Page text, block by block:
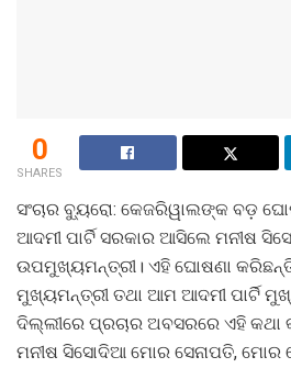
0
SHARES
ସଂଚାର ବ୍ୟୁରୋ: କେଜରିୱାଲଙ୍କ ବଡ଼
ଆଦମୀ ପାର୍ଟି ସରକାର ଆସିଲେ ମନୀଷ
ଉପମୁଖ୍ୟମନ୍ତ୍ରୀ। ଏହି ଘୋଷଣା
ମୁଖ୍ୟମନ୍ତ୍ରୀ ତଥା ଆମ ଆଦମୀ ପାର୍ଟି
ଦିଲ୍ଲୀରେ ପ୍ରଚାର ଅବସରରେ ଏହି କଥା
ମନୀଷ ସିସୋଦିଆ ମୋର ସେନାପତି, ମୋର